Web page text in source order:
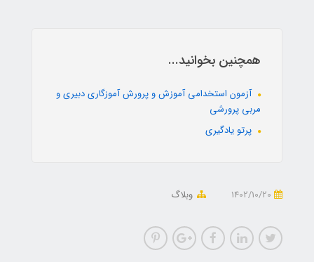
همچنین بخوانید...
آزمون استخدامی آموزش و پرورش آموزگاری دبیری و
مربی پرورشی
پرتو یادگیری
وبلاگ